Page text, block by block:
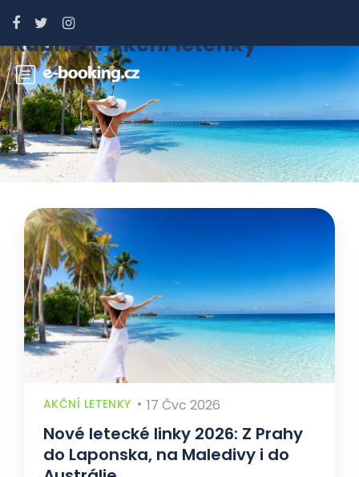
Rubrika:Akční letenky
AKČNÍ LETENKY 17 Čvc 2026
Nové letecké linky 2026: Z Prahy
do Laponska, na Maledivy i do